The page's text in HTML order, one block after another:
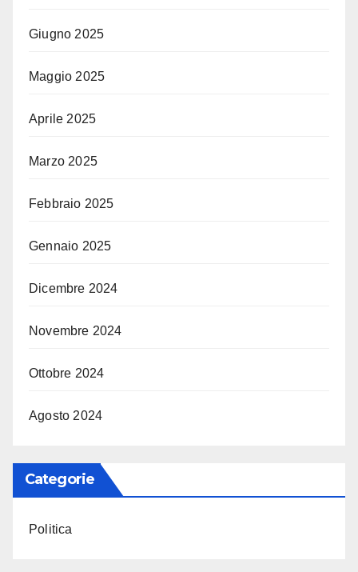
Giugno 2025
Maggio 2025
Aprile 2025
Marzo 2025
Febbraio 2025
Gennaio 2025
Dicembre 2024
Novembre 2024
Ottobre 2024
Agosto 2024
Categorie
Politica